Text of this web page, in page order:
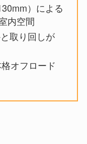
）による
内空間
取り回しが
オフロード